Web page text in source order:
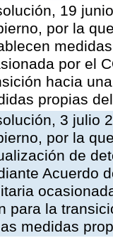
19
por la
por el
hacia
propias
3 julio
por la
de
Acuerdo
para la
medidas